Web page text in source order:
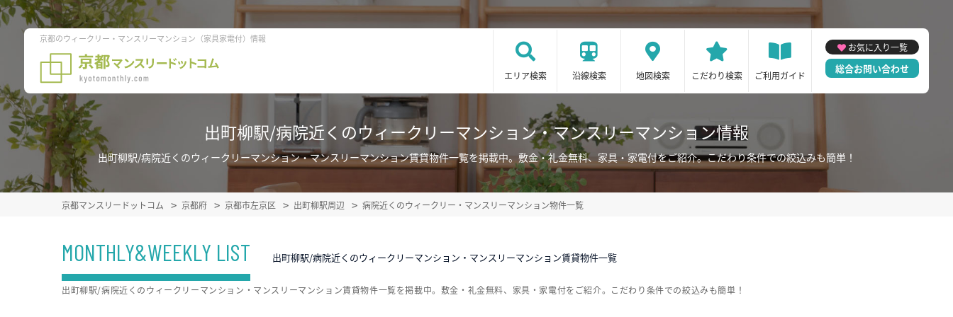
京都のウィークリー・マンスリーマンション（家具家電付）情報
エリア検索 沿線検索 地図検索 こだわり検索 ご利用ガイド
お気に入り一覧
総合お問い合わせ
出町柳駅/病院近くのウィークリーマンション・マンスリーマンション情報
出町柳駅/病院近くのウィークリーマンション・マンスリーマンション賃貸物件一覧を掲載中。敷金・礼金無料、家具・家電付をご紹介。こだわり条件での絞込みも簡単！
京都マンスリードットコム 京都府 京都市左京区 出町柳駅周辺 病院近くのウィークリー・マンスリーマンション物件一覧
MONTHLY&WEEKLY LIST 出町柳駅/病院近くのウィークリーマンション・マンスリーマンション賃貸物件一覧
出町柳駅/病院近くのウィークリーマンション・マンスリーマンション賃貸物件一覧を掲載中。敷金・礼金無料、家具・家電付をご紹介。こだわり条件での絞込みも簡単！